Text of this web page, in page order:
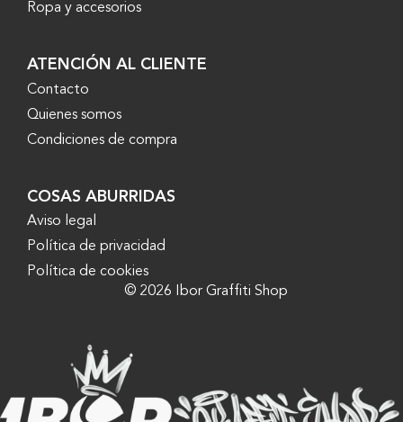
Ropa y accesorios
ATENCIÓN AL CLIENTE
Contacto
Quienes somos
Condiciones de compra
COSAS ABURRIDAS
Aviso legal
Política de privacidad
Política de cookies
© 2026 Ibor Graffiti Shop